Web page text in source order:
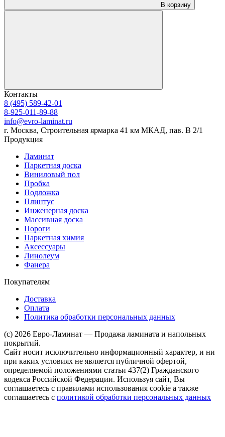
В корзину
Контакты
8 (495) 589-42-01
8-925-011-89-88
info@evro-laminat.ru
г. Москва, Строительная ярмарка 41 км МКАД, пав. В 2/1
Продукция
Ламинат
Паркетная доска
Виниловый пол
Пробка
Подложка
Плинтус
Инженерная доска
Массивная доска
Пороги
Паркетная химия
Аксессуары
Линолеум
Фанера
Покупателям
Доставка
Оплата
Политика обработки персональных данных
(c) 2026 Евро-Ламинат — Продажа ламината и напольных
покрытий.
Сайт носит исключительно информационный характер, и ни
при каких условиях не является публичной офертой,
определяемой положениями статьи 437(2) Гражданского
кодекса Российской Федерации. Используя сайт, Вы
соглашаетесь с правилами использования cookie а также
соглашаетесь с политикой обработки персональных данных